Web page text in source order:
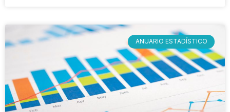
ANUARIO ESTADÍSTICO